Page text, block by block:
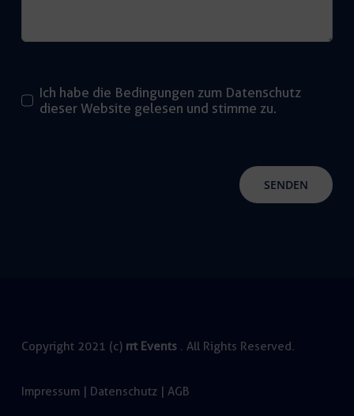
Ich habe die Bedingungen zum Datenschutz
dieser Website gelesen und stimme zu.
SENDEN
Copyright 2021 (c) rrt Events . All Rights Reserved.
Impressum| Datenschutz| AGB